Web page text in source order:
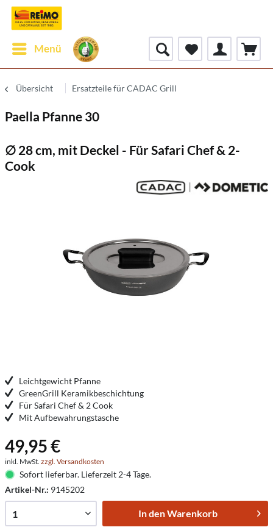
Menü
Übersicht Ersatzteile für CADAC Grill
Paella Pfanne 30
∅ 28 cm, mit Deckel - Für Safari Chef & 2-
Cook
Leichtgewicht Pfanne
GreenGrill Keramikbeschichtung
Für Safari Chef & 2 Cook
Mit Aufbewahrungstasche
49,95 €
inkl. MwSt. zzgl. Versandkosten
Sofort lieferbar. Lieferzeit 2-4 Tage.
Artikel-Nr.: 9145202
In denWarenkorb